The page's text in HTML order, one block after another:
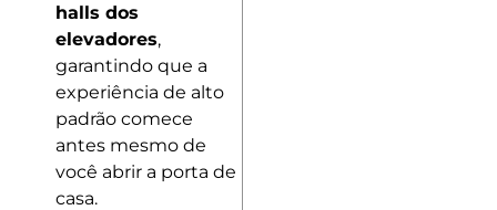
halls dos
elevadores,
garantindo que a
experiência de alto
padrão comece
antes mesmo de
você abrir a porta de
casa.